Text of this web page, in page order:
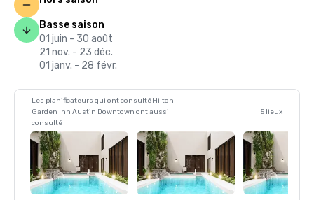
Basse saison
01 juin - 30 août
21 nov. - 23 déc.
01 janv. - 28 févr.
Les planificateurs qui ont consulté Hilton
Garden Inn Austin Downtown ont aussi
consulté
5 lieux